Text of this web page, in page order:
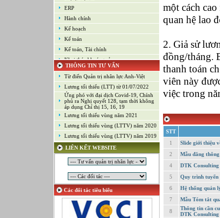
ERP
Hành chính
Kế hoạch
Kế toán
Kế toán, Tài chính
Khai thác khoáng sản
Kiểm soát chất lượng (Game)
Kinh doanh
Kỹ thuật ứng dụng
Lập trình
Lập trình Game
Luật
Môi giới chứng khoán
Mỹ thuật công nghiệp
Nghiên cứu và Phát triển
Ngoại ngữ
Nhân sự
Nhân sự - Hành chính
Nhiều lĩnh vực
Phát triển kinh doanh
Quan hệ công chúng
THÔNG TIN TƯ VẤN
Từ điển Quản trị nhân lực Anh-Việt
Lương tối thiểu (LTT) từ 01/07/2022
Ứng phó với đại dịch Covid-19, Chính
phủ ra Nghị quyết 128, tạm thời không
áp dụng Chỉ thị 15, 16, 19
Lương tối thiểu vùng năm 2021
Lương tối thiểu vùng (LTTV) năm 2020
Lương tối thiểu vùng (LTTV) năm 2019
LIÊN KẾT WEBSITE
Các đối tác tiêu biểu
một cách
quan hệ lao
2. Giả sử
đồng/tháng.
thanh toán
viên này
việc trong
STT
1
Slide giới thiệu
2
Mẫu đăng
4
DTK Consulting
5
Quy trình tuyển
6
Hệ thống quản
7
Mẫu Tóm tắt
8
Thông tin cần
DTK Consulting